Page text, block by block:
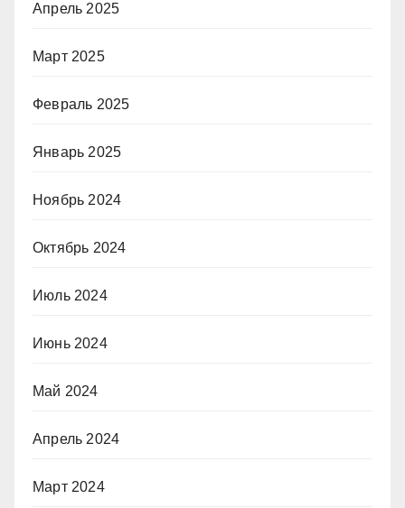
Апрель 2025
Март 2025
Февраль 2025
Январь 2025
Ноябрь 2024
Октябрь 2024
Июль 2024
Июнь 2024
Май 2024
Апрель 2024
Март 2024